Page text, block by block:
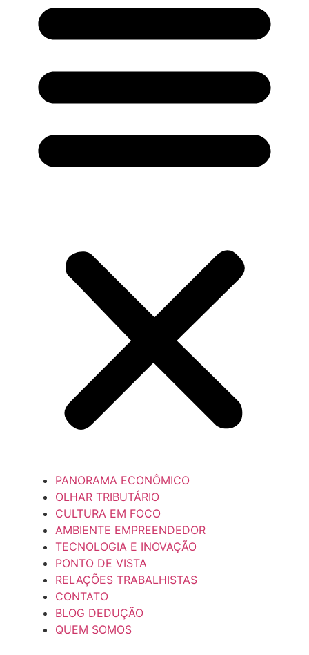
PANORAMA ECONÔMICO
OLHAR TRIBUTÁRIO
CULTURA EM FOCO
AMBIENTE EMPREENDEDOR
TECNOLOGIA E INOVAÇÃO
PONTO DE VISTA
RELAÇÕES TRABALHISTAS
CONTATO
BLOG DEDUÇÃO
QUEM SOMOS